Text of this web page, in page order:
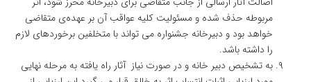
مربوطه حذف شده و مسئولیت کلیه عواقب آن بر عهده‌ی متقاضی
خواهد بود و دبیرخانه جشنواره می تواند با متخلفین برخوردهای لازم
را داشته باشد.
به تشخیص دبیر خانه و در صورت نیاز آثار راه یافته به مرحله نهایی